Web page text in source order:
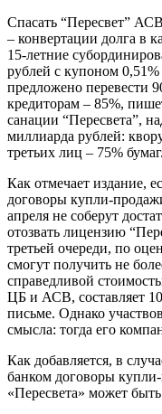
Спасать “Пересвет”
– конвертации долга в
15-летние
рублей с купоном
предложено перевести
кредиторам – 85%,
санации “Пересвета”,
миллиарда рублей:
третьих лиц – 75% бумаг.
Как отмечает издание,
договоры купли-
апреля не соберут
отозвать лицензию
третьей очереди, по
смогут получить не
справедливой
ЦБ и АСВ, составляет
письме. Однако
смысла: тогда его
Как добавляется, в
банком договоры
«Пересвета» может